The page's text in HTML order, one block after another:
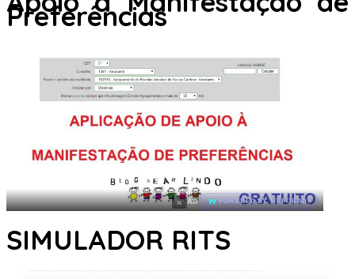
Preferências
× AD POWERED BY WEFORADS
SIMULADOR RITS